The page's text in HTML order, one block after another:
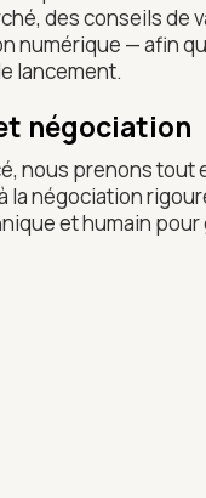
des conseils de
numérique — afin
lancement.
négociation
nous prenons
la négociation
et humain